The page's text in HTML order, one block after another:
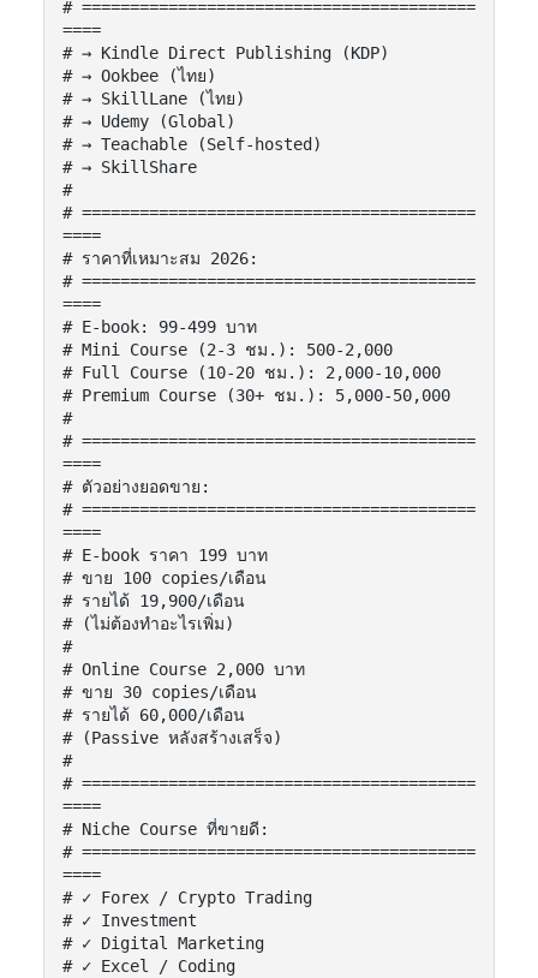
# =========================================
====
# → Kindle Direct Publishing (KDP)
# → Ookbee (ไทย)
# → SkillLane (ไทย)
# → Udemy (Global)
# → Teachable (Self-hosted)
# → SkillShare
#
# =========================================
====
# ราคาที่เหมาะสม 2026:
# =========================================
====
# E-book: 99-499 บาท
# Mini Course (2-3 ชม.): 500-2,000
# Full Course (10-20 ชม.): 2,000-10,000
# Premium Course (30+ ชม.): 5,000-50,000
#
# =========================================
====
# ตัวอย่างยอดขาย:
# =========================================
====
# E-book ราคา 199 บาท
# ขาย 100 copies/เดือน
# รายได้ 19,900/เดือน
# (ไม่ต้องทำอะไรเพิ่ม)
#
# Online Course 2,000 บาท
# ขาย 30 copies/เดือน
# รายได้ 60,000/เดือน
# (Passive หลังสร้างเสร็จ)
#
# =========================================
====
# Niche Course ที่ขายดี:
# =========================================
====
# ✓ Forex / Crypto Trading
# ✓ Investment
# ✓ Digital Marketing
# ✓ Excel / Coding